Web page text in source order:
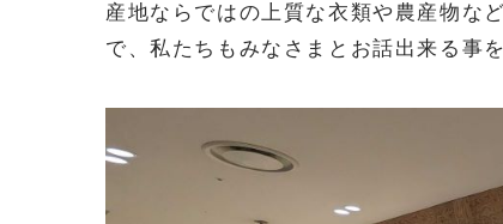
産地ならではの上質な衣類や農産物な
で、私たちもみなさまとお話出来る事